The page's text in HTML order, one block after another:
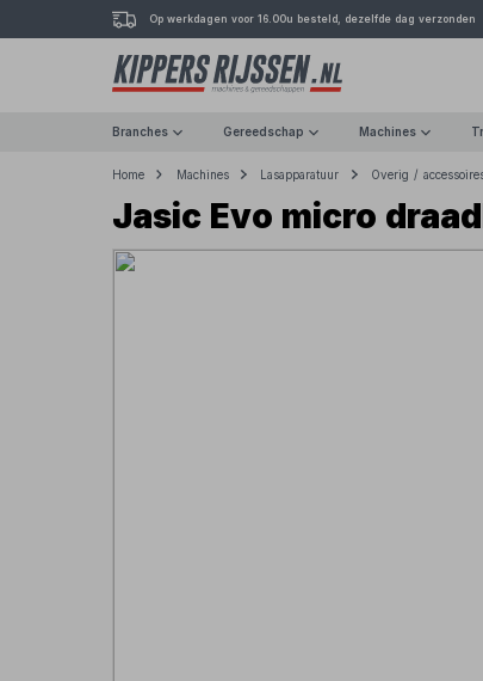
Op werkdagen voor 16.00u besteld, dezelfde dag verzonden
Branches Gereedschap Machines
Home Machines Lasapparatuur Overig /
Jasic Evo micro